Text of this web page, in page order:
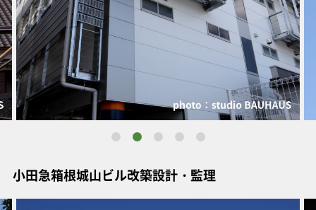
小田急箱根城山ビル改築設計・監理